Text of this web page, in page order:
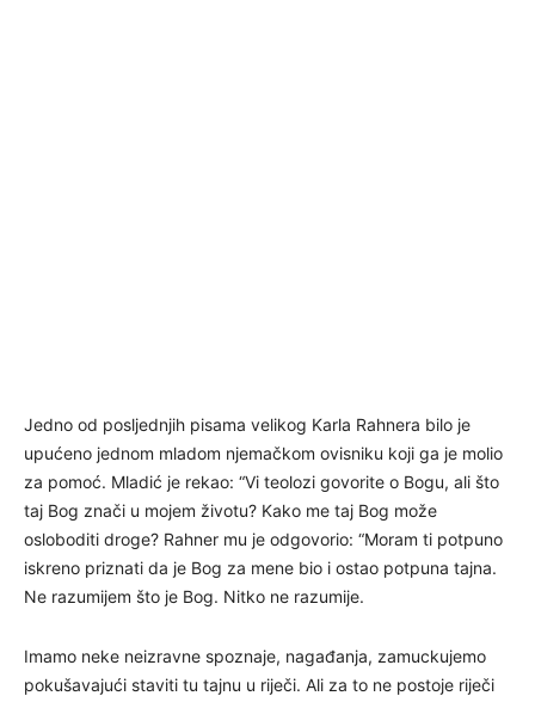
Jedno od posljednjih pisama velikog Karla Rahnera bilo je
upućeno jednom mladom njemačkom ovisniku koji ga je molio
za pomoć. Mladić je rekao: “Vi teolozi govorite o Bogu, ali što
taj Bog znači u mojem životu? Kako me taj Bog može
osloboditi droge? Rahner mu je odgovorio: “Moram ti potpuno
iskreno priznati da je Bog za mene bio i ostao potpuna tajna.
Ne razumijem što je Bog. Nitko ne razumije.
Imamo neke neizravne spoznaje, nagađanja, zamuckujemo
pokušavajući staviti tu tajnu u riječi. Ali za to ne postoje riječi